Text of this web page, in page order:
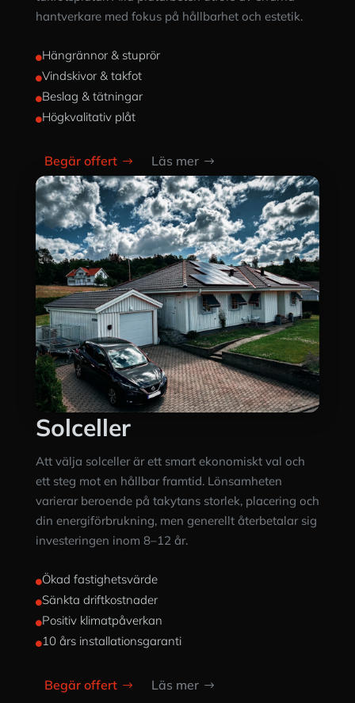
hantverkare med fokus på hållbarhet och estetik.
Hängrännor & stuprör
Vindskivor & takfot
Beslag & tätningar
Högkvalitativ plåt
Begär offert Läs mer
Solceller
Att välja solceller är ett smart ekonomiskt val och
ett steg mot en hållbar framtid. Lönsamheten
varierar beroende på takytans storlek, placering och
din energiförbrukning, men generellt återbetalar sig
investeringen inom 8–12 år.
Ökad fastighetsvärde
Sänkta driftkostnader
Positiv klimatpåverkan
10 års installationsgaranti
Begär offert Läs mer